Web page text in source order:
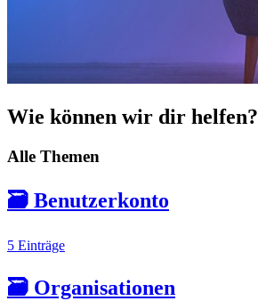
Wie können wir dir helfen?
Alle Themen
🗃️ Benutzerkonto
5 Einträge
🗃️ Organisationen